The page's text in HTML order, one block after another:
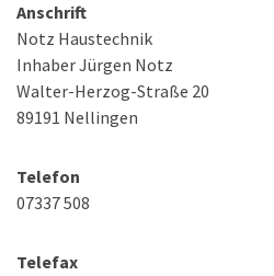
Anschrift
Notz Haustechnik
Inhaber Jürgen Notz
Walter-Herzog-Straße 20
89191 Nellingen
Telefon
07337 508
Telefax